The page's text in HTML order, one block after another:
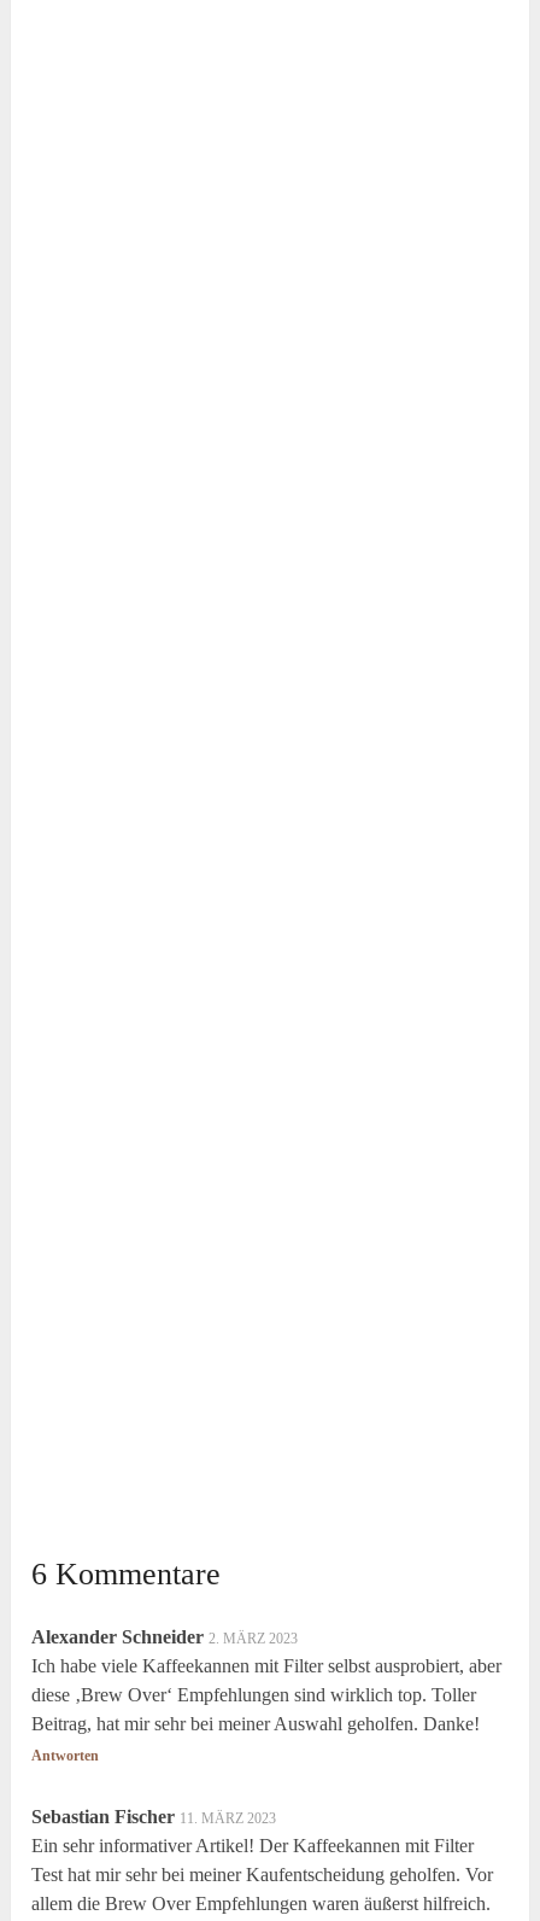
6 Kommentare
Alexander Schneider 2. MÄRZ 2023
Ich habe viele Kaffeekannen mit Filter selbst ausprobiert, aber
diese ‚Brew Over‘ Empfehlungen sind wirklich top. Toller
Beitrag, hat mir sehr bei meiner Auswahl geholfen. Danke!
Antworten
Sebastian Fischer 11. MÄRZ 2023
Ein sehr informativer Artikel! Der Kaffeekannen mit Filter
Test hat mir sehr bei meiner Kaufentscheidung geholfen. Vor
allem die Brew Over Empfehlungen waren äußerst hilfreich.